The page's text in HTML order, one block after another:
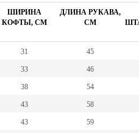
ШИРИНА
КОФТЫ, СМ
ДЛИНА РУКАВА,
СМ
31 45
33 46
38 54
43 58
43 59